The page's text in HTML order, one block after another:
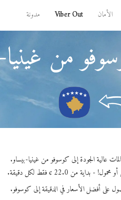
الأمان Viber Out مدونة
من
من 22.0 ¢ فقط لكل دقيقة.
على أفضل الأسعار في الدقيقة إلى كوسوفو.